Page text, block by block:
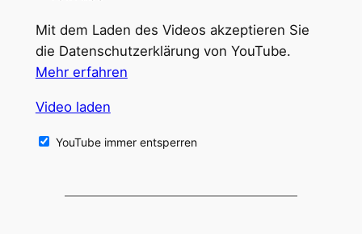
Mit dem Laden des Videos akzeptieren Sie
die Datenschutzerklärung von YouTube.
Mehr erfahren
Video laden
YouTube immer entsperren